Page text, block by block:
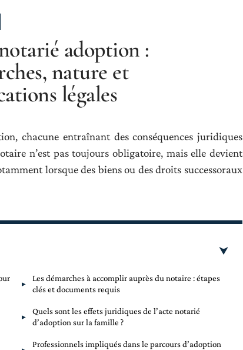
adoption :
nature et
légales
chacune entraînant des conséquences juridiques
n’est pas toujours obligatoire, mais elle devient
lorsque des biens ou des droits successoraux
Les démarches à accomplir auprès du notaire : étapes
clés et documents requis
Quels sont les effets juridiques de l’acte notarié
d’adoption sur la famille ?
Professionnels impliqués dans le parcours d’adoption